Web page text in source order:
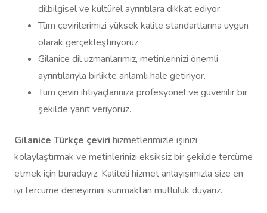
dilbilgisel ve kültürel ayrıntılara dikkat ediyor.
Tüm çevirilerimizi yüksek kalite standartlarına uygun
olarak gerçekleştiriyoruz.
Gilanice dil uzmanlarımız, metinlerinizi önemli
ayrıntılarıyla birlikte anlamlı hale getiriyor.
Tüm çeviri ihtiyaçlarınıza profesyonel ve güvenilir bir
şekilde yanıt veriyoruz.
Gilanice Türkçe çeviri hizmetlerimizle işinizi
kolaylaştırmak ve metinlerinizi eksiksiz bir şekilde tercüme
etmek için buradayız. Kaliteli hizmet anlayışımızla size en
iyi tercüme deneyimini sunmaktan mutluluk duyarız.